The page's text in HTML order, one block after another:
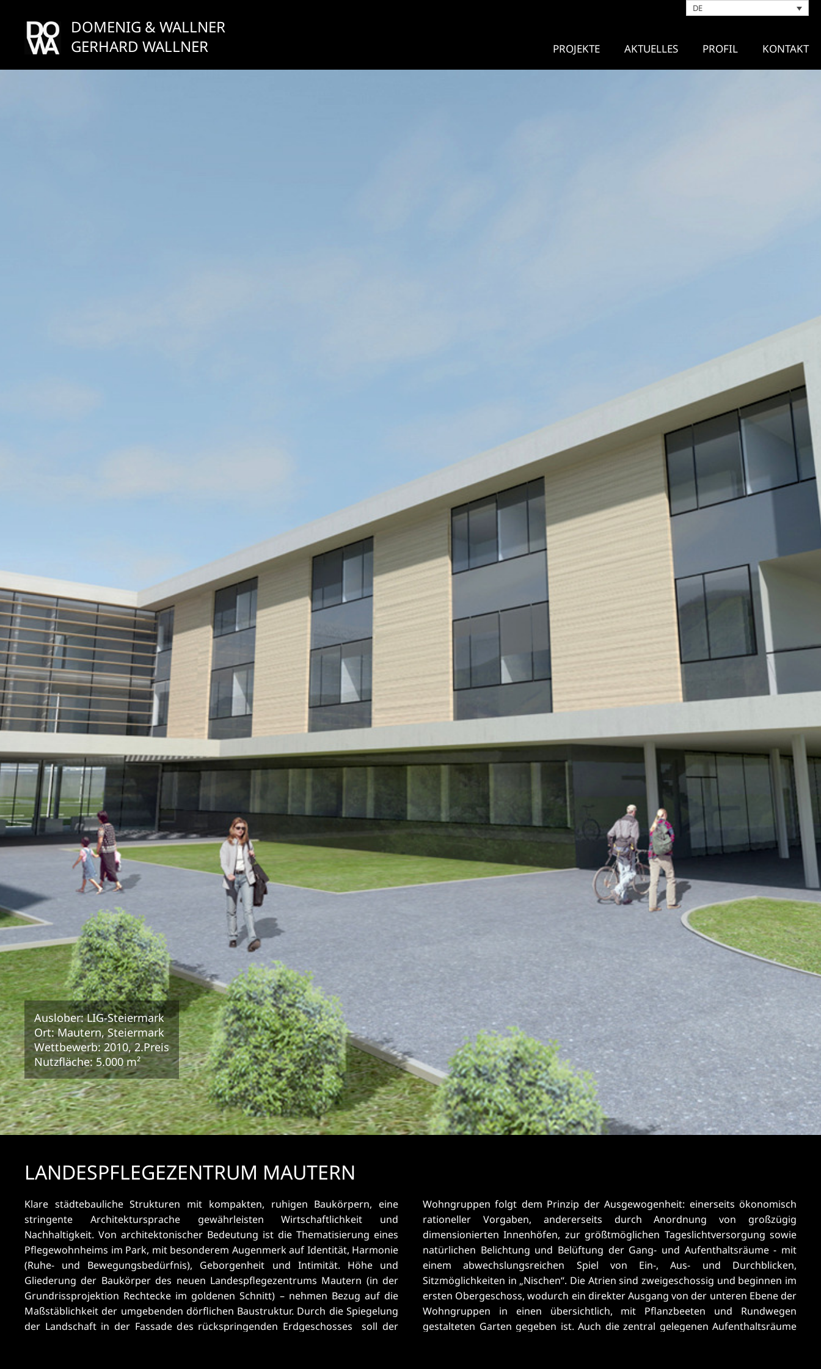
springen
DE
DOMENIG & WALLNER
GERHARD WALLNER
PROJEKTE AKTUELLES PROFIL KONTAKT
Auslober: LIG-Steiermark
Ort: Mautern, Steiermark
Wettbewerb: 2010, 2.Preis
Nutzfläche: 5.000 m²
LANDESPFLEGEZENTRUM MAUTERN
Klare städtebauliche Strukturen mit kompakten, ruhigen Baukörpern, eine
stringente Architektursprache gewährleisten Wirtschaftlichkeit und
Nachhaltigkeit. Von architektonischer Bedeutung ist die Thematisierung eines
Pflegewohnheims im Park, mit besonderem Augenmerk auf Identität, Harmonie
(Ruhe- und Bewegungsbedürfnis), Geborgenheit und Intimität. Höhe und
Gliederung der Baukörper des neuen Landespflegezentrums Mautern (in der
Grundrissprojektion Rechtecke im goldenen Schnitt) – nehmen Bezug auf die
Maßstäblichkeit der umgebenden dörflichen Baustruktur. Durch die Spiegelung
der Landschaft in der Fassade des rückspringenden Erdgeschosses soll der
Wohngruppen folgt dem Prinzip der Ausgewogenheit: einerseits ökonomisch
rationeller Vorgaben, andererseits durch Anordnung von großzügig
dimensionierten Innenhöfen, zur größtmöglichen Tageslichtversorgung sowie
natürlichen Belichtung und Belüftung der Gang- und Aufenthaltsräume - mit
einem abwechslungsreichen Spiel von Ein-, Aus- und Durchblicken,
Sitzmöglichkeiten in „Nischen“. Die Atrien sind zweigeschossig und beginnen im
ersten Obergeschoss, wodurch ein direkter Ausgang von der unteren Ebene der
Wohngruppen in einen übersichtlich, mit Pflanzbeeten und Rundwegen
gestalteten Garten gegeben ist. Auch die zentral gelegenen Aufenthaltsräume